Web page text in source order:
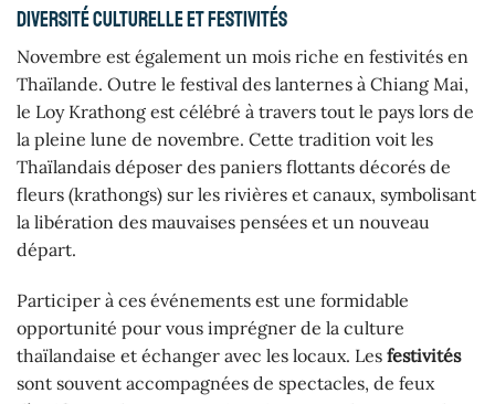
Diversité culturelle et festivités
Novembre est également un mois riche en festivités en
Thaïlande. Outre le festival des lanternes à Chiang Mai,
le Loy Krathong est célébré à travers tout le pays lors de
la pleine lune de novembre. Cette tradition voit les
Thaïlandais déposer des paniers flottants décorés de
fleurs (krathongs) sur les rivières et canaux, symbolisant
la libération des mauvaises pensées et un nouveau
départ.
Participer à ces événements est une formidable
opportunité pour vous imprégner de la culture
thaïlandaise et échanger avec les locaux. Les festivités
sont souvent accompagnées de spectacles, de feux